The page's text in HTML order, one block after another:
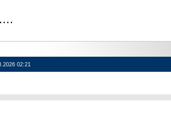
02:21